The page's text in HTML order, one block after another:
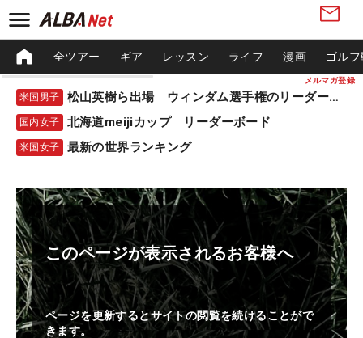
メルマガ登録
全ツアー ギア レッスン ライフ 漫画 ゴル
米国男子 松山英樹ら出場 ウィンダム選手権のリーダーボード
国内女子 北海道meijiカップ リーダーボード
米国女子 最新の世界ランキング
このページが表示されるお客様へ
ページを更新するとサイトの閲覧を続けることがで
きます。